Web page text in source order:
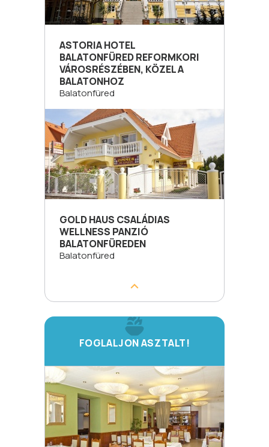
ASTORIA HOTEL
BALATONFÜRED REFORMKORI
VÁROSRÉSZÉBEN, KÖZEL A
BALATONHOZ
Balatonfüred
GOLD HAUS CSALÁDIAS
WELLNESS PANZIÓ
BALATONFÜREDEN
Balatonfüred
FOGLALJON ASZTALT!